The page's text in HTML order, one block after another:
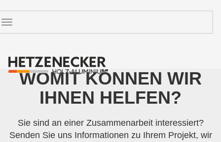
navigation
WOMIT KÖNNEN WIR
IHNEN HELFEN?
Sie sind an einer Zusammenarbeit interessiert?
Senden Sie uns Informationen zu Ihrem Projekt, wir